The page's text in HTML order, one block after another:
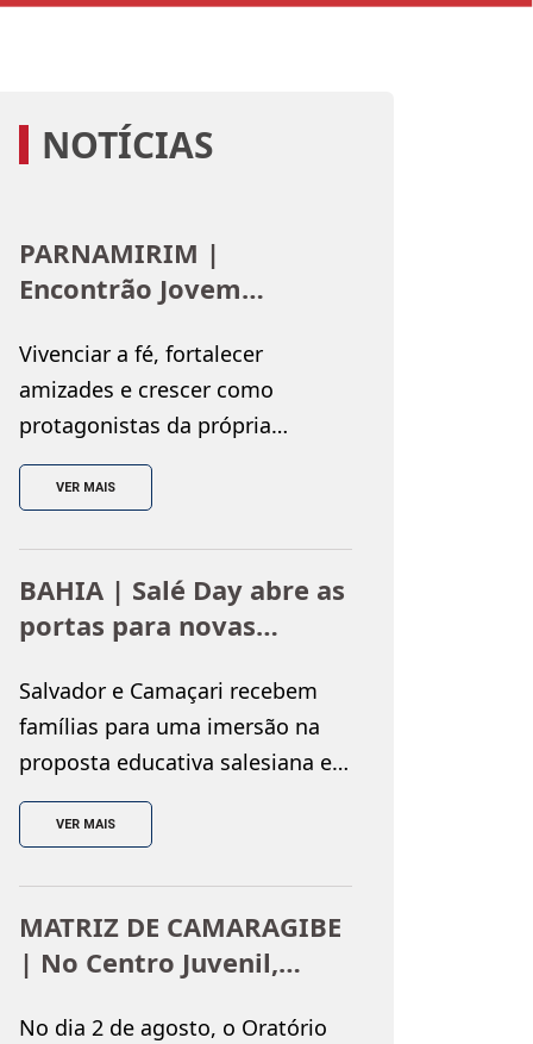
NOTÍCIAS
PARNAMIRIM |
Encontrão Jovem
protagonismo da
juventude salesiana
Vivenciar a fé, fortalecer
amizades e crescer como
protagonistas da própria
história. Esses foram alguns dos
objetivos do Encontrão Jovem
de julho, reunindo monitores e
encontristas em uma
programação repleta de
espiritualidade, partilha e
integração. Ao longo dos dois
dias, os participantes
vivenciaram momentos […]
VER MAIS
BAHIA | Salé Day abre as
portas para novas
Salvador e Camaçari recebem
famílias para uma imersão na
proposta educativa salesiana e
no lançamento da Campanha de
Matrículas 2027 O Salé Day é o
abertas às famílias que desejam
conhecer de perto a proposta
educativa salesiana. Em 2027, o
VER MAIS
MATRIZ DE CAMARAGIBE
| No Centro Juvenil,
Oratoriana
No dia 2 de agosto, o Oratório